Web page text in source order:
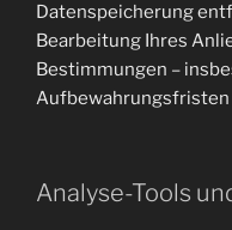
Datenspeicherung
Bearbeitung Ihres
Bestimmungen –
Aufbewahrungsfristen
Analyse-Tools